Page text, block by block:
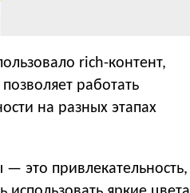
rich-контент,
работать
на разных этапах
это привлекательность,